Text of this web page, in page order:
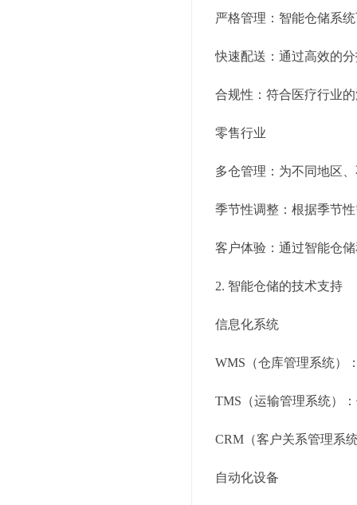
严格管理：智能仓储系
快速配送：通过高效的
合规性：符合医疗行业
零售行业
多仓管理：为不同地区
季节性调整：根据季节
客户体验：通过智能仓
2. 智能仓储的技术支持
信息化系统
WMS（仓库管理系统）
TMS（运输管理系统）
CRM（客户关系管理系
自动化设备